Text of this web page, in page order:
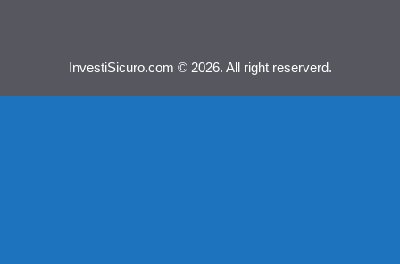
InvestiSicuro.com © 2026. All right reserverd.